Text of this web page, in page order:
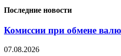
Последние новости
Комиссии при обмене
07.08.2026